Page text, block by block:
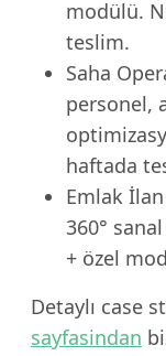
modülü.
teslim.
Saha
personel,
haftada
Emlak
360°
+ özel
Detaylı case
sayfasindan